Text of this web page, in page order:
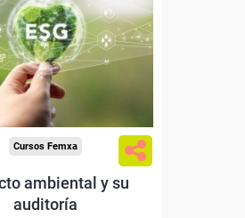
desempleados,
y autónomos.
Sector
-Mediambiente.
Cursos Femxa
ambiental y su
auditoría